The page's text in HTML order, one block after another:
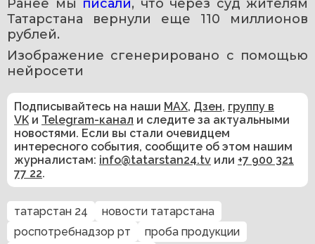
Ранее мы писали, что через суд жителям
Татарстана вернули еще 110 миллионов
рублей.
Изображение сгенерировано с помощью
нейросети
Подписывайтесь на наши MAX, Дзен, группу в
VK и Telegram-канал и следите за актуальными
новостями. Если вы стали очевидцем
интересного события, сообщите об этом нашим
журналистам: info@tatarstan24.tv или +7 900 321
77 22.
татарстан 24
новости татарстана
роспотребнадзор рт
проба продукции